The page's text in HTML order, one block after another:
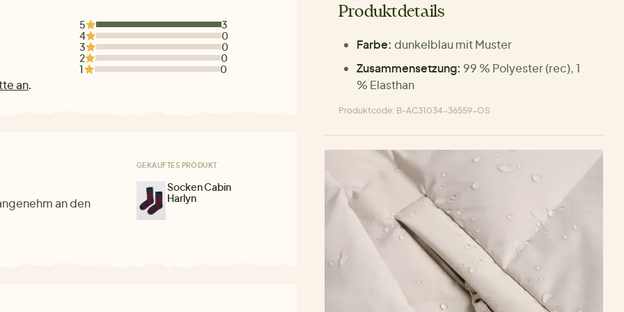
an.
5
3
4
0
3
0
2
0
1
0
an den
GEKAUFTES PRODUKT
Socken Cabin
Harlyn
Produktdetails
Farbe: dunkelblau mit Muster
Zusammensetzung: 99 % Polyester (rec), 1
% Elasthan
Produktcode: B-AC31034-36559-OS